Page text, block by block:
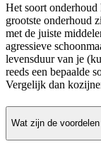
Het soort
grootste onderhoud
met de juiste
agressieve
levensduur van je
reeds een bepaalde
Vergelijk dan
Wat zijn de